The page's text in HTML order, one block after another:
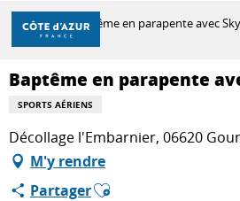
Aller
contenu
principal
DÉCOUVRIR
À FAIRE
Accueil Baptême en parapente avec
Baptême en parapente
SPORTS AÉRIENS
Décollage l'Embarnier, 06620
M'y rendre
PartagerAjouter aux favoris